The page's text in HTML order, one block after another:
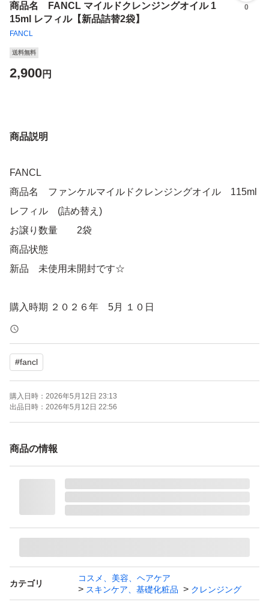
商品名 FANCL マイルドクレンジングオイル 1
15ml レフィル【新品詰替2袋】
FANCL
0
送料無料
2,900円
商品説明
FANCL
商品名 ファンケルマイルドクレンジングオイル 115ml
レフィル (詰め替え)
お譲り数量 2袋
商品状態
新品 未使用未開封です☆
購入時期 ２０２６年 5月 １０日
◎発送方法 ゆうパケッ
トポストmini便にて、お届けになります。
種類...オイル
本体/詰め替え...詰め替え
特徴...お風呂で使える, マスカラも落とせる, ダブル洗顔不
要
肌質：普通肌
使用
▲お値段相談不可商品です。
＃マイルドクレンジング オイル 115ml レフィル
#fancl
購入日時： 2026年5月12日 23:13
出品日時： 2026年5月12日 22:56
商品の情報
カテゴリ
コスメ、美容、ヘアケア
スキンケア、基礎化粧品
クレンジング